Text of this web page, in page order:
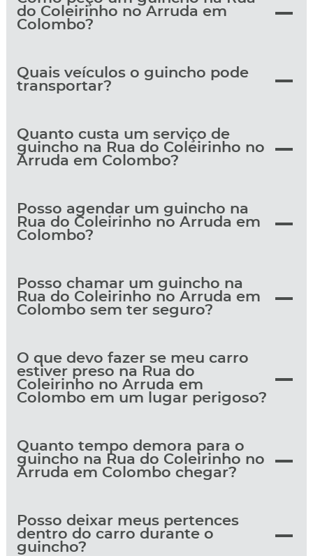
do Coleirinho no Arruda em
Colombo?
Quais veículos o guincho pode
transportar?
Quanto custa um serviço de
guincho na Rua do Coleirinho no
Arruda em Colombo?
Posso agendar um guincho na
Rua do Coleirinho no Arruda em
Colombo?
Posso chamar um guincho na
Rua do Coleirinho no Arruda em
Colombo sem ter seguro?
O que devo fazer se meu carro
estiver preso na Rua do
Coleirinho no Arruda em
Colombo em um lugar perigoso?
Quanto tempo demora para o
guincho na Rua do Coleirinho no
Arruda em Colombo chegar?
Posso deixar meus pertences
dentro do carro durante o
guincho?